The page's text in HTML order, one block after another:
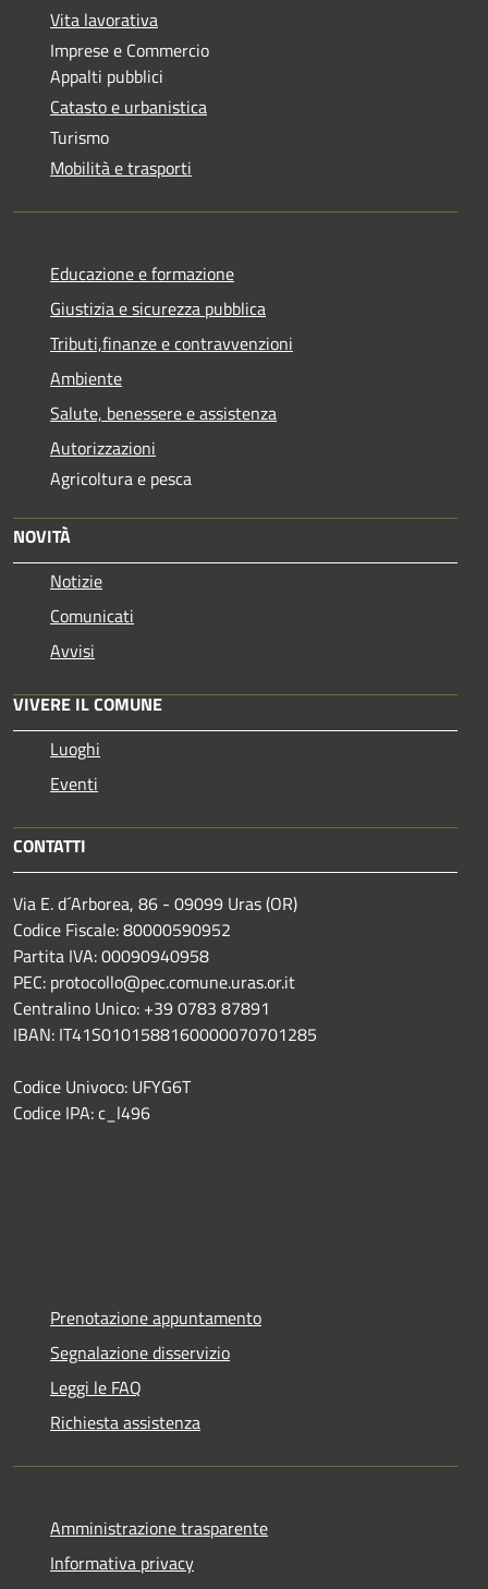
Vita lavorativa
Imprese e Commercio
Appalti pubblici
Catasto e urbanistica
Turismo
Mobilità e trasporti
Educazione e formazione
Giustizia e sicurezza pubblica
Tributi,finanze e contravvenzioni
Ambiente
Salute, benessere e assistenza
Autorizzazioni
Agricoltura e pesca
NOVITÀ
Notizie
Comunicati
Avvisi
VIVERE IL COMUNE
Luoghi
Eventi
CONTATTI
Via E. d´Arborea, 86 - 09099 Uras (OR)
Codice Fiscale: 80000590952
Partita IVA: 00090940958
PEC: protocollo@pec.comune.uras.or.it
Centralino Unico: +39 0783 87891
IBAN: IT41S0101588160000070701285
Codice Univoco: UFYG6T
Codice IPA: c_l496
Prenotazione appuntamento
Segnalazione disservizio
Leggi le FAQ
Richiesta assistenza
Amministrazione trasparente
Informativa privacy